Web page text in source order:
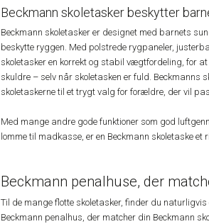
Beckmann skoletasker beskytter
Beckmann skoletasker er designet med barnets
beskytte ryggen. Med polstrede rygpaneler,
skoletasker en korrekt og stabil vægtfordeling, for
skuldre – selv når skoletasken er fuld. Beckmanns
skoletaskerne til et trygt valg for forældre, der vil
Med mange andre gode funktioner som god
lomme til madkasse, er en Beckmann skoletaske
Beckmann penalhuse, der
Til de mange flotte skoletasker, finder du naturligvis
Beckmann penalhus, der matcher din Beckmann